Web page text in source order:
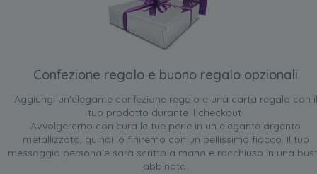
Confezione regalo e buono regalo opzionali
Aggiungi un'elegante confezione regalo e una carta regalo con il
tuo prodotto durante il checkout.
Avvolgeremo con cura le tue perle in un elegante argento
metallizzato, quindi lo finiremo con un bellissimo fiocco. Il tuo
messaggio personale sarà scritto a mano e racchiuso in una
abbinata.